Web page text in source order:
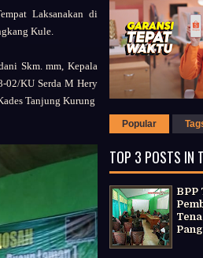
Laksanakan di
Kule.
Skm. mm, Kepala
02/KU Serda M Hery
Tanjung Kurung
Popular
TOP 3 POSTS IN
BPP